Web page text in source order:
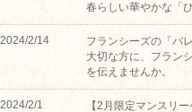
春らしい華やかな「
2024/2/14
フランシーズの「バ
大切な方に、フラン
を伝えませんか。
2024/2/1
【2月限定マンスリ